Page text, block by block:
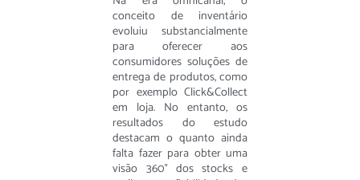
conceito de inventário
evoluiu substancialmente
para oferecer aos
consumidores soluções de
entrega de produtos, como
por exemplo Click&Collect
em loja. No entanto, os
resultados do estudo
destacam o quanto ainda
falta fazer para obter uma
visão 360° dos stocks e